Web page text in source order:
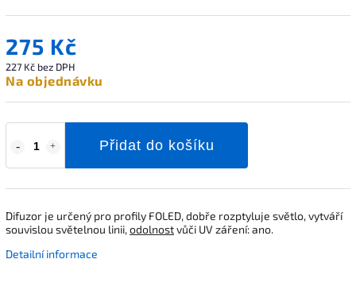
275 Kč
227 Kč bez DPH
Na objednávku
Přidat do košíku
Difuzor je určený pro profily FOLED, dobře rozptyluje světlo, vytváří
souvislou světelnou linii,odolnostvůči UV záření: ano.
Detailní informace